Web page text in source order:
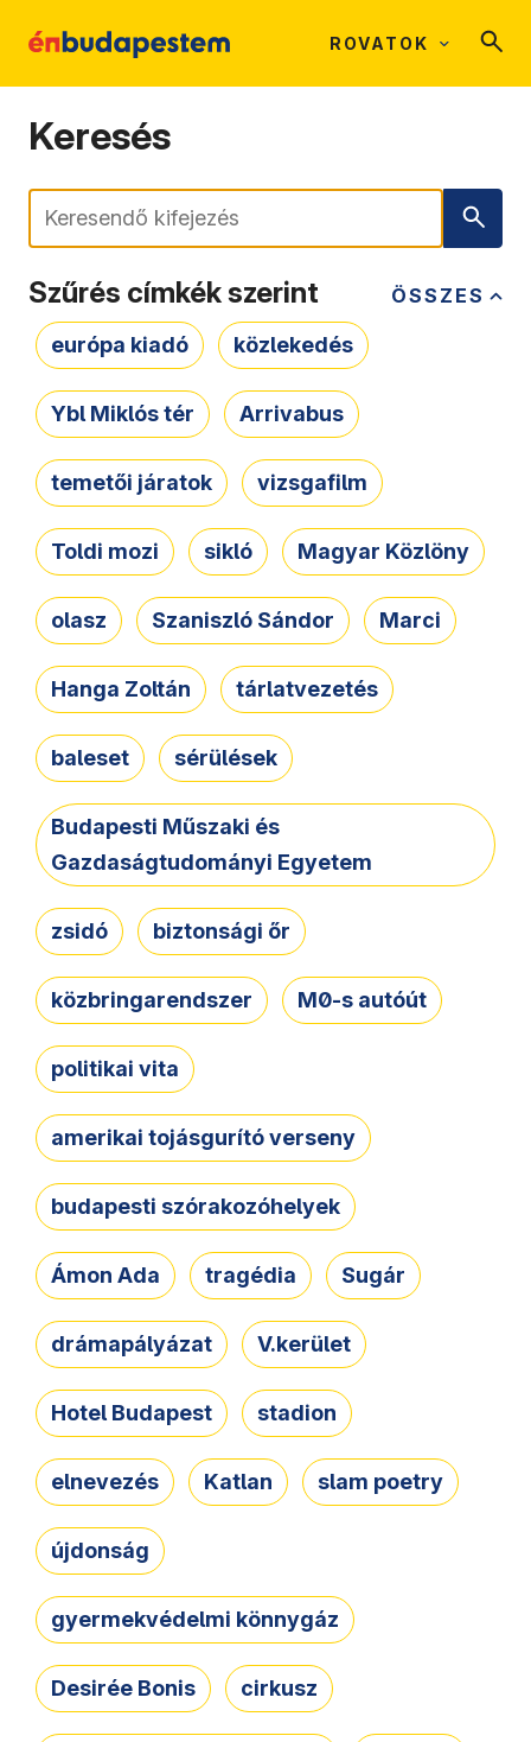
ROVATOK
Keresés
Keresés
ÖSSZES
Szűrés címkék szerint
európa kiadó közlekedés
Ybl Miklós tér Arrivabus
temetői járatok vizsgafilm
Toldi mozi sikló Magyar Közlöny
olasz Szaniszló Sándor Marci
Hanga Zoltán tárlatvezetés
baleset sérülések
Budapesti Műszaki és
Gazdaságtudományi Egyetem
zsidó biztonsági őr
közbringarendszer M0-s autóút
politikai vita
amerikai tojásgurító verseny
budapesti szórakozóhelyek
Ámon Ada tragédia Sugár
drámapályázat V.kerület
Hotel Budapest stadion
elnevezés Katlan slam poetry
újdonság
gyermekvédelmi könnygáz
Desirée Bonis cirkusz